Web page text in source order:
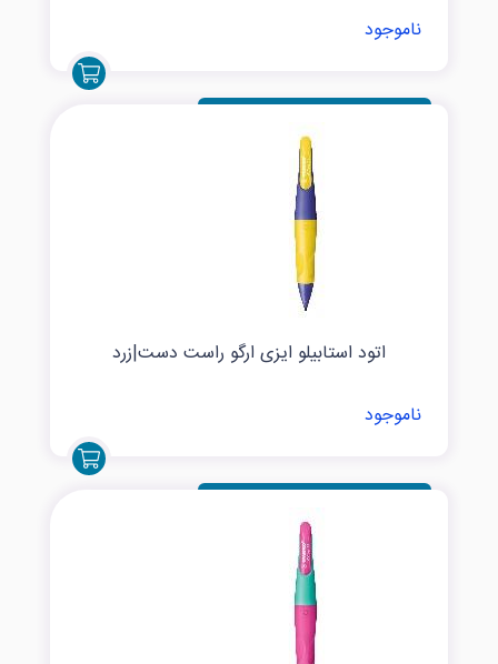
ناموجود
اتود استابیلو ایزی ارگو راست دست|زرد
ناموجود